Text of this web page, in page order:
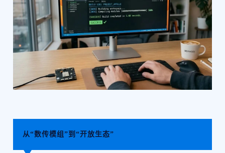
从“数传模组”到“开放生态”